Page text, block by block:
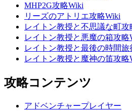
MHP2G攻略Wiki
リーズのアトリエ攻略Wiki
レイトン教授と不思議な町攻
レイトン教授と悪魔の箱攻略
レイトン教授と最後の時間旅
レイトン教授と魔神の笛攻略
攻略コンテンツ
アドベンチャープレイヤー